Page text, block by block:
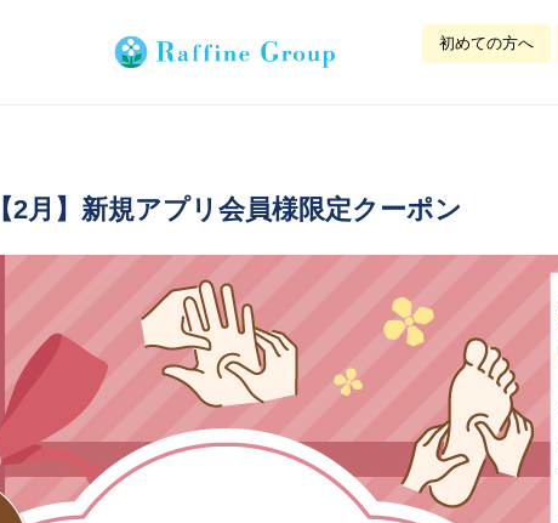
初めての方へ
【2月】新規アプリ会員様限定クーポン